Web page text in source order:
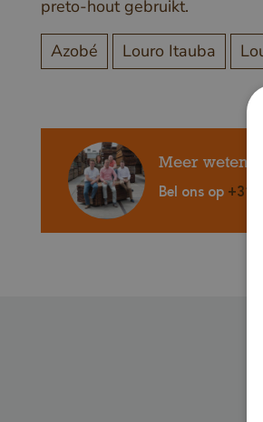
preto-hout gebruikt.
Azobé Louro Itauba
Meer weten?
Bel ons op +31